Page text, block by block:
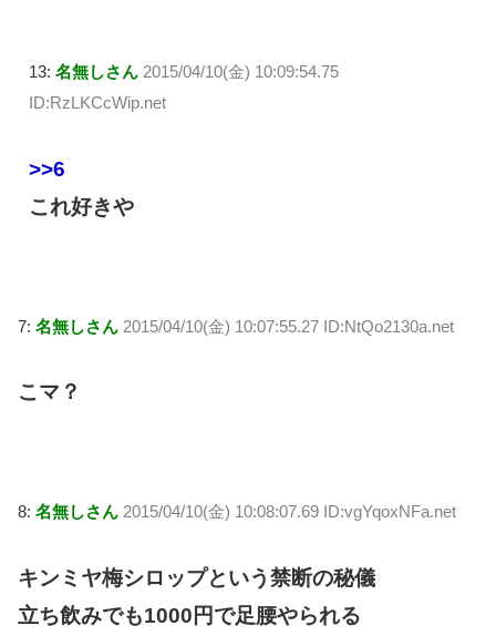
13: 名無しさん 2015/04/10(金) 10:09:54.75
ID:RzLKCcWip.net
>>6
これ好きや
7: 名無しさん 2015/04/10(金) 10:07:55.27 ID:NtQo2130a.net
こマ？
8: 名無しさん 2015/04/10(金) 10:08:07.69 ID:vgYqoxNFa.net
キンミヤ梅シロップという禁断の秘儀
立ち飲みでも1000円で足腰やられる